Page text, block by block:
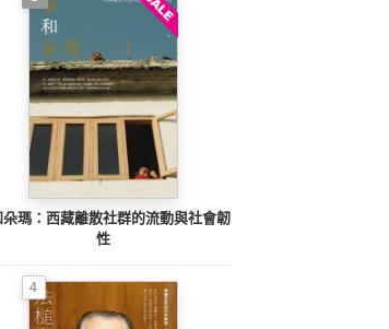
朵瑪：西藏離散社群的流動與社會韌
性
4